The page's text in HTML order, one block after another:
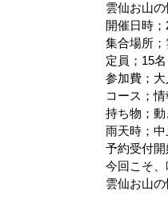
雲仙お山
開催日時；
集合場所
定員；15名
参加費；大
コース；
持ち物；
雨天時；
予約受付開
今回こそ
雲仙お山